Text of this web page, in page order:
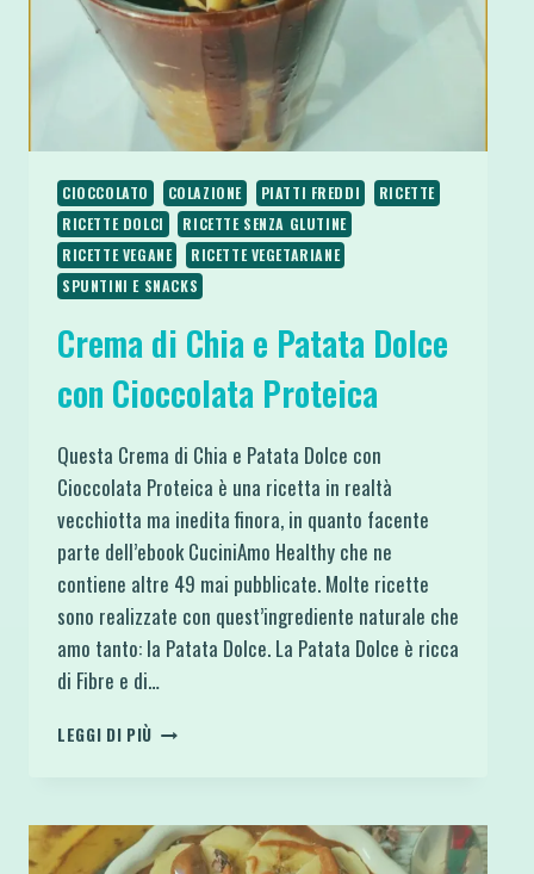
CIOCCOLATO COLAZIONE PIATTI FREDDI
RICETTE
RICETTE DOLCI
RICETTE SENZA GLUTINE
RICETTE VEGANE
RICETTE VEGETARIANE
SPUNTINI E SNACKS
Crema di Chia e Patata Dolce
con Cioccolata Proteica
Questa Crema di Chia e Patata Dolce con
Cioccolata Proteica è una ricetta in realtà
vecchiotta ma inedita finora, in quanto facente
parte dell’ebook CuciniAmo Healthy che ne
contiene altre 49 mai pubblicate. Molte ricette
sono realizzate con quest’ingrediente naturale che
amo tanto: la Patata Dolce. La Patata Dolce è ricca
di Fibre e di…
LEGGI DI PIÙ CREMA
PATATA
DOLCE